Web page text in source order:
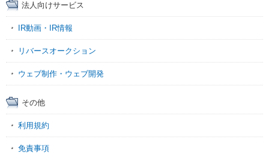
法人向けサービス
IR動画・IR情報
リバースオークション
ウェブ制作・ウェブ開発
その他
利用規約
免責事項